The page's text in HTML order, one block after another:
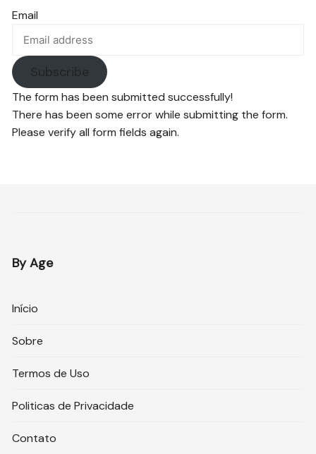
Email
Subscribe
The form has been submitted successfully!
There has been some error while submitting the form.
Please verify all form fields again.
By Age
Início
Sobre
Termos de Uso
Politicas de Privacidade
Contato